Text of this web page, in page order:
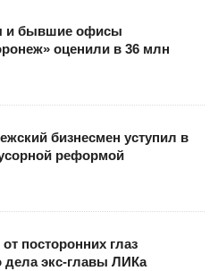
и бывшие офисы
оценили в 36 млн
бизнесмен уступил в
реформой
посторонних глаз
дела экс-главы ЛИКа